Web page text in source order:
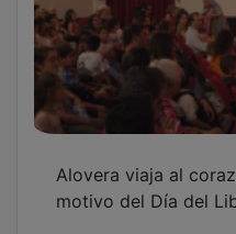
motivo del Día del